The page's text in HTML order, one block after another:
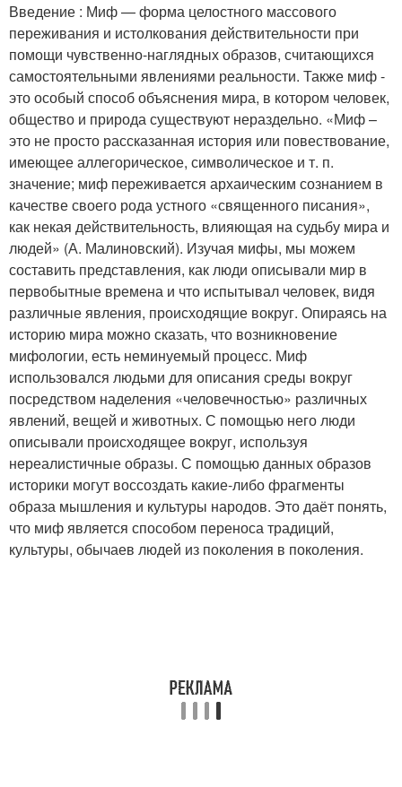
Введение : Миф — форма целостного массового
переживания и истолкования действительности при
помощи чувственно-наглядных образов, считающихся
самостоятельными явлениями реальности. Также миф -
это особый способ объяснения мира, в котором человек,
общество и природа существуют нераздельно. «Миф –
это не просто рассказанная история или повествование,
имеющее аллегорическое, символическое и т. п.
значение; миф переживается архаическим сознанием в
качестве своего рода устного «священного писания»,
как некая действительность, влияющая на судьбу мира и
людей» (А. Малиновский). Изучая мифы, мы можем
составить представления, как люди описывали мир в
первобытные времена и что испытывал человек, видя
различные явления, происходящие вокруг. Опираясь на
историю мира можно сказать, что возникновение
мифологии, есть неминуемый процесс. Миф
использовался людьми для описания среды вокруг
посредством наделения «человечностью» различных
явлений, вещей и животных. С помощью него люди
описывали происходящее вокруг, используя
нереалистичные образы. С помощью данных образов
историки могут воссоздать какие-либо фрагменты
образа мышления и культуры народов. Это даёт понять,
что миф является способом переноса традиций,
культуры, обычаев людей из поколения в поколения.